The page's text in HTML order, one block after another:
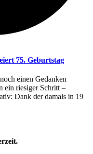
75. Geburtstag
einen Gedanken
ein riesiger Schritt –
Dank der damals in 19